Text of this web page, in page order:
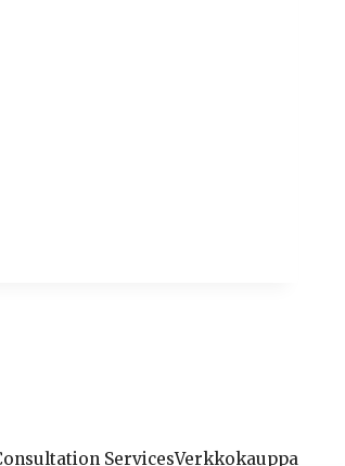
ServicesVerkkokauppa